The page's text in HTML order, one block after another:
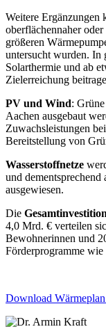
Weitere Ergänzungen
oberflächennaher
größeren
untersucht wurden. In
Solarthermie und ab
Zielerreichung
PV und Wind:
Aachen ausgebaut
Zuwachsleistungen
Bereitstellung von
Wasserstoffnetze
und dementsprechend
ausgewiesen.
Die
4,0 Mrd. € verteilen
Bewohnerinnen und
Förderprogramme
Download